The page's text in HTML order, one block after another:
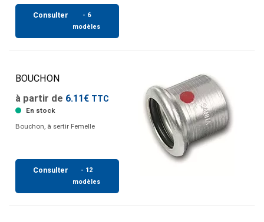
Consulter
- 6
modèles
BOUCHON
à partir de 6.11€ TTC
En stock
Bouchon, à sertir Femelle
Consulter
- 12
modèles